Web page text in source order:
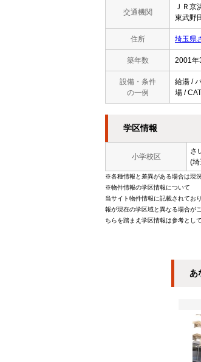
交通機関
ＪＲ
東武
住所 埼玉県
築年数 2001年
設備・条件
の一例
給湯 /
場 /
学区情報
小学校区
さ
(
※各種情報と差異がある場合は現
※物件情報の学区情報について
当サイト物件情報に記載されてお
報が現在の学区域と異なる場合が
ちらを踏まえ学区情報は参考とし
あ